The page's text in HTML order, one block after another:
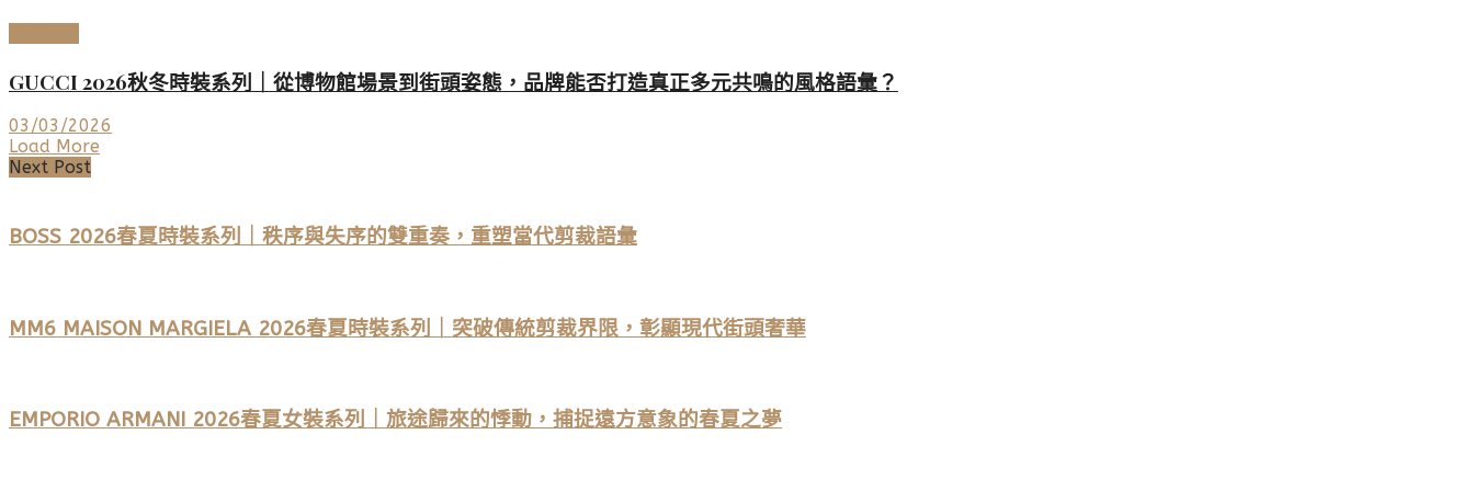
GUCCI 2026秋冬時裝系列｜從博物館場景到街頭姿態，品牌能否打造真正多元共鳴的風格語彙？
03/03/2026
Load More
Next Post
BOSS 2026春夏時裝系列｜秩序與失序的雙重奏，重塑當代剪裁語彙
MM6 MAISON MARGIELA 2026春夏時裝系列｜突破傳統剪裁界限，彰顯現代街頭奢華
EMPORIO ARMANI 2026春夏女裝系列｜旅途歸來的悸動，捕捉遠方意象的春夏之夢